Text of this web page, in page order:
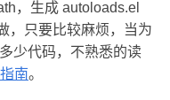
，生成 autoloads.el
，只要比较麻烦，当为
少代码，不熟悉的读
南。